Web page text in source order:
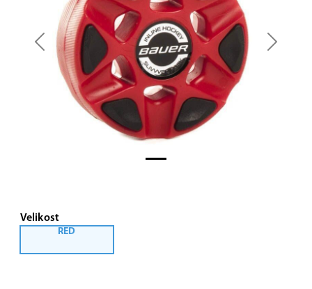
Previous Next
Velikost
RED